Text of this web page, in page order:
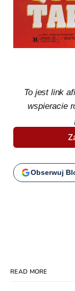
To jest link
wspieracie
Obserwuj
READ MORE